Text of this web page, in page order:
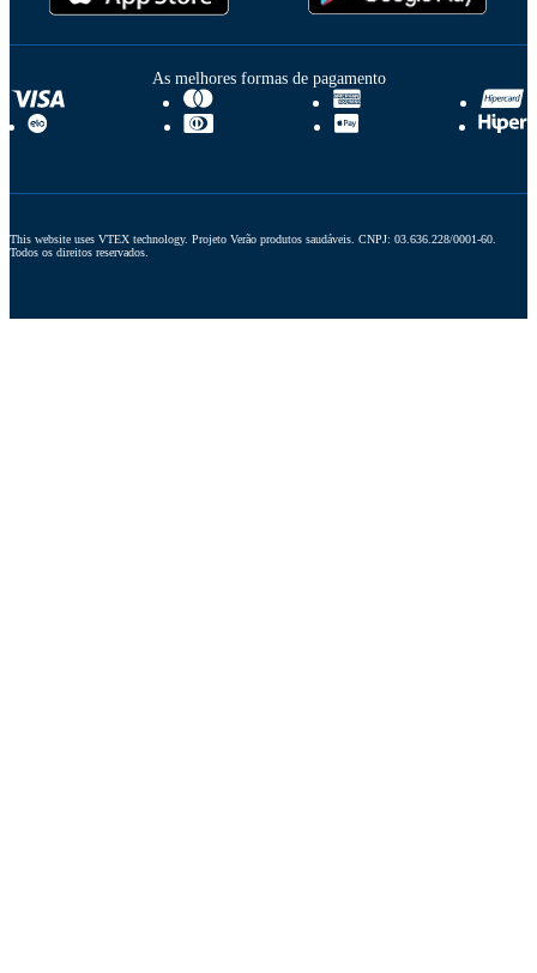
As melhores formas de pagamento
This website uses VTEX technology. Projeto Verão produtos saudáveis. CNPJ: 03.636.228/0001-60.
Todos os direitos reservados.